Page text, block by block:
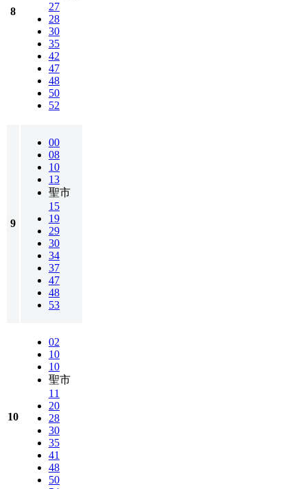
8
27
28
30
35
42
47
48
50
52
9
00
08
10
13
聖市
15
19
29
30
34
37
47
48
53
10
02
10
10
聖市
11
20
28
30
35
41
48
50